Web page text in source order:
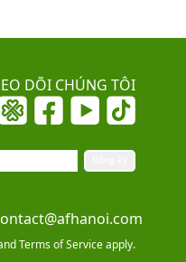
DÕI CHÚNG TÔI
Terms of Serviceapply.